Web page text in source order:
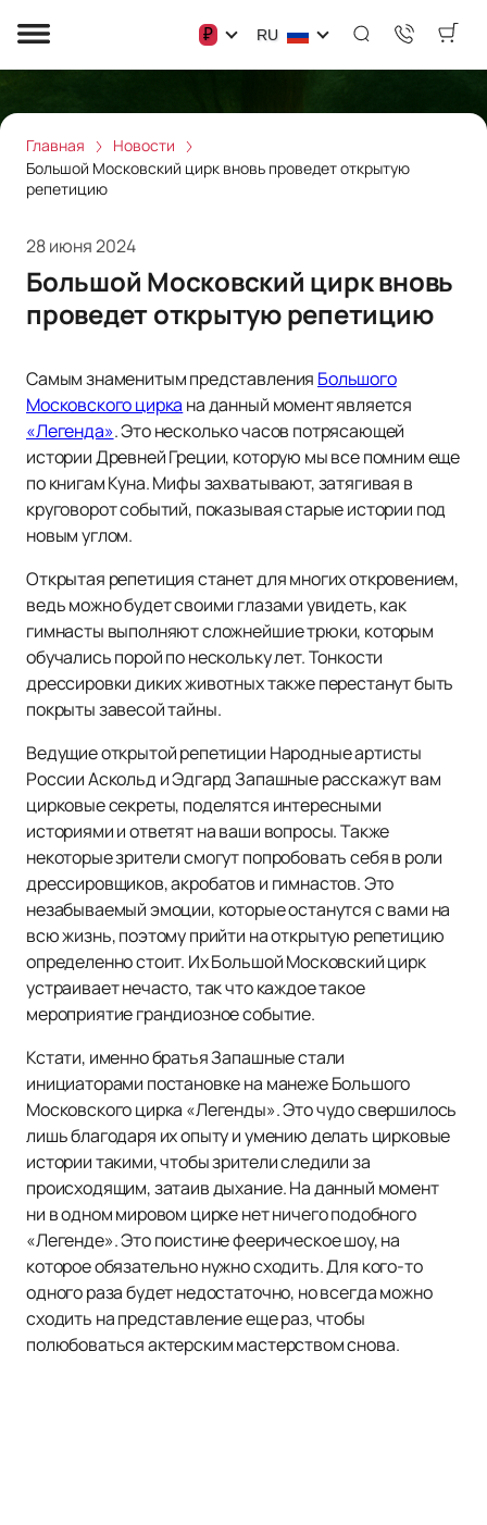
₽ RU
Главная
Новости
Большой Московский цирк вновь проведет открытую
репетицию
28 июня 2024
Большой Московский цирк вновь
проведет открытую репетицию
Самым знаменитым представления Большого
Московского цирка на данный момент является
«Легенда». Это несколько часов потрясающей
истории Древней Греции, которую мы все помним еще
по книгам Куна. Мифы захватывают, затягивая в
круговорот событий, показывая старые истории под
новым углом.
Открытая репетиция станет для многих откровением,
ведь можно будет своими глазами увидеть, как
гимнасты выполняют сложнейшие трюки, которым
обучались порой по нескольку лет. Тонкости
дрессировки диких животных также перестанут быть
покрыты завесой тайны.
Ведущие открытой репетиции Народные артисты
России Аскольд и Эдгард Запашные расскажут вам
цирковые секреты, поделятся интересными
историями и ответят на ваши вопросы. Также
некоторые зрители смогут попробовать себя в роли
дрессировщиков, акробатов и гимнастов. Это
незабываемый эмоции, которые останутся с вами на
всю жизнь, поэтому прийти на открытую репетицию
определенно стоит. Их Большой Московский цирк
устраивает нечасто, так что каждое такое
мероприятие грандиозное событие.
Кстати, именно братья Запашные стали
инициаторами постановке на манеже Большого
Московского цирка «Легенды». Это чудо свершилось
лишь благодаря их опыту и умению делать цирковые
истории такими, чтобы зрители следили за
происходящим, затаив дыхание. На данный момент
ни в одном мировом цирке нет ничего подобного
«Легенде». Это поистине феерическое шоу, на
которое обязательно нужно сходить. Для кого-то
одного раза будет недостаточно, но всегда можно
сходить на представление еще раз, чтобы
полюбоваться актерским мастерством снова.